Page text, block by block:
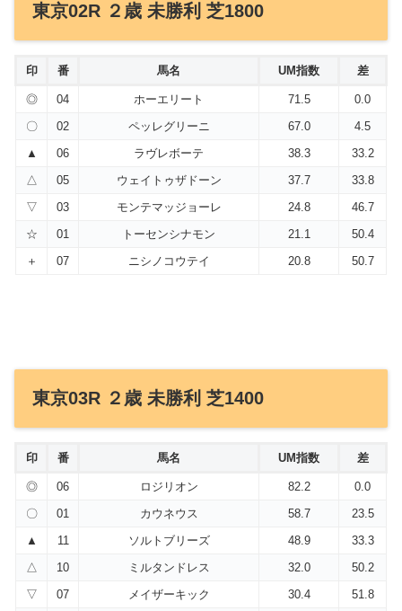
東京02R ２歳 未勝利 芝1800
印 番 馬名 UM指数 差
◎ 04 ホーエリート 71.5
0.0
〇
02 ペッレグリーニ 67.0
4.5
▲
06 ラヴレボーテ 38.3
33.2
△
05 ウェイトゥザドーン 37.7
33.8
▽
03 モンテマッジョーレ 24.8
46.7
☆
01 トーセンシナモン 21.1
50.4
＋
07 ニシノコウテイ 20.8 50.7
東京03R ２歳 未勝利 芝1400
印 番 馬名 UM指数 差
◎ 06 ロジリオン 82.2
0.0
〇
01 カウネウス 58.7
23.5
▲
11 ソルトブリーズ 48.9
33.3
△
10 ミルタンドレス 32.0
50.2
▽
07 メイザーキック 30.4 51.8